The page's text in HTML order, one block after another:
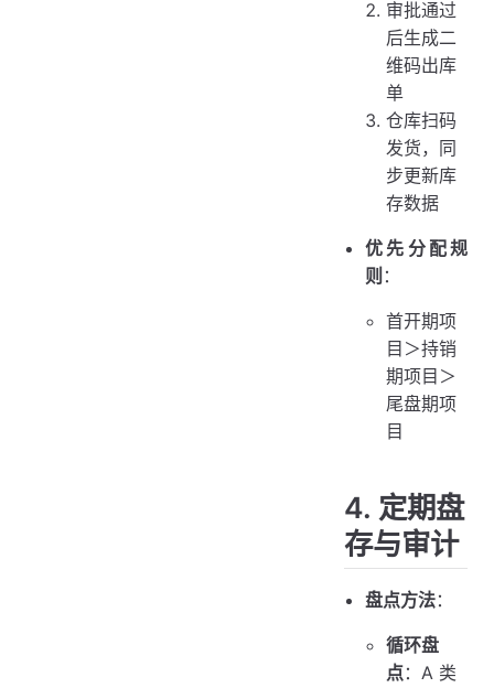
审批通过
后生成二
维码出库
单
仓库扫码
发货，同
步更新库
存数据
优先分配规
则 ：
首开期项
目＞持销
期项目＞
尾盘期项
目
4. 定期盘
存与审计
盘点方法：
循环盘
点：A 类